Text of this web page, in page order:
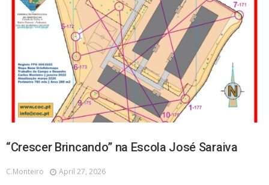
“Crescer Brincando” na Escola José Saraiva
C.monteiro April 27, 2026